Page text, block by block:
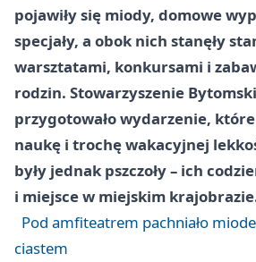
pojawiły się miody, domowe
specjały, a obok nich stanęły
warsztatami, konkursami i
rodzin. Stowarzyszenie
przygotowało wydarzenie, które
naukę i trochę wakacyjnej
były jednak pszczoły – ich
i miejsce w miejskim
Pod amfiteatrem pachniało
ciastem